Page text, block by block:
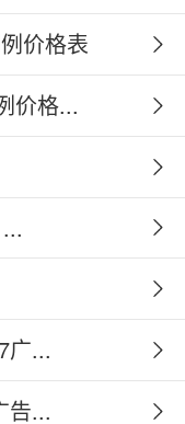
价格表
价格...
广...
告...